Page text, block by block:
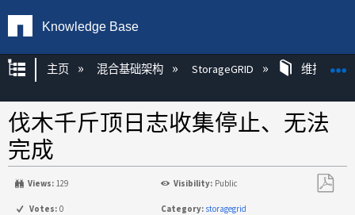
Knowledge Base
扩展/隐缩全局层次
主页 混合基础架构 StorageGRID 维护
伐木千斤顶日志收集停止、无法
完成
Views: 129 Visibility: Public
Votes: 0 Category: storagegrid